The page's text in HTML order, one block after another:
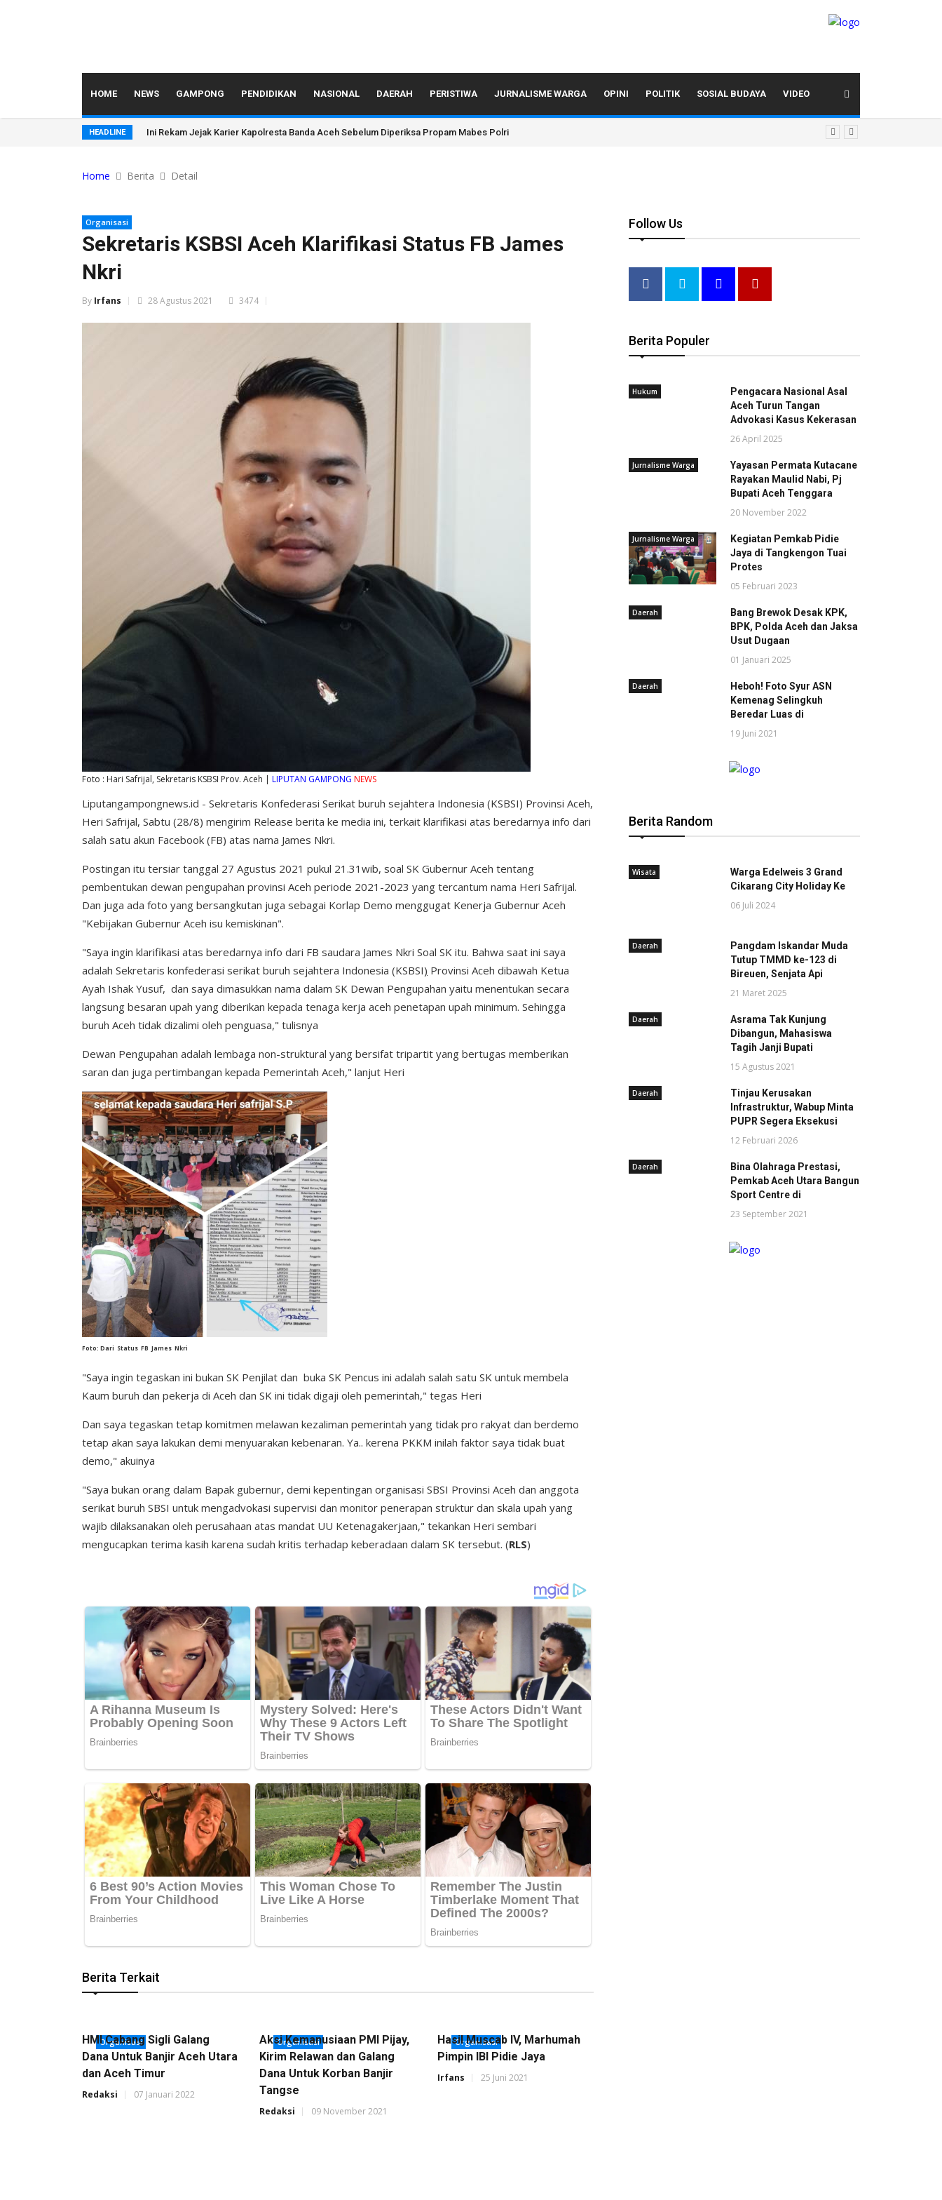
HOME NEWS GAMPONG PENDIDIKAN NASIONAL DAERAH PERISTIWA JURNALISME WARGA OPINI POLITIK SOSIAL BUDAYA VIDEO
HEADLINE Ini Rekam Jejak Karier Kapolresta Banda Aceh Sebelum Diperiksa Propam Mabes Polri
Home Berita Detail
Organisasi
Sekretaris KSBSI Aceh Klarifikasi Status FB James
Nkri
By Irfans 28 Agustus 2021 3474
Foto : Hari Safrijal, Sekretaris KSBSI Prov. Aceh | LIPUTAN GAMPONG NEWS
Liputangampongnews.id - Sekretaris Konfederasi Serikat buruh sejahtera Indonesia (KSBSI) Provinsi Aceh,
Heri Safrijal, Sabtu (28/8) mengirim Release berita ke media ini, terkait klarifikasi atas beredarnya info dari
salah satu akun Facebook (FB) atas nama James Nkri.
Postingan itu tersiar tanggal 27 Agustus 2021 pukul 21.31wib, soal SK Gubernur Aceh tentang
pembentukan dewan pengupahan provinsi Aceh periode 2021-2023 yang tercantum nama Heri Safrijal.
Dan juga ada foto yang bersangkutan juga sebagai Korlap Demo menggugat Kenerja Gubernur Aceh
"Kebijakan Gubernur Aceh isu kemiskinan".
"Saya ingin klarifikasi atas beredarnya info dari FB saudara James Nkri Soal SK itu. Bahwa saat ini saya
adalah Sekretaris konfederasi serikat buruh sejahtera Indonesia (KSBSI) Provinsi Aceh dibawah Ketua
Ayah Ishak Yusuf, dan saya dimasukkan nama dalam SK Dewan Pengupahan yaitu menentukan secara
langsung besaran upah yang diberikan kepada tenaga kerja aceh penetapan upah minimum. Sehingga
buruh Aceh tidak dizalimi oleh penguasa," tulisnya
Dewan Pengupahan adalah lembaga non-struktural yang bersifat tripartit yang bertugas memberikan
saran dan juga pertimbangan kepada Pemerintah Aceh," lanjut Heri
Foto: Dari Status FB James Nkri
"Saya ingin tegaskan ini bukan SK Penjilat dan buka SK Pencus ini adalah salah satu SK untuk membela
Kaum buruh dan pekerja di Aceh dan SK ini tidak digaji oleh pemerintah," tegas Heri
Dan saya tegaskan tetap komitmen melawan kezaliman pemerintah yang tidak pro rakyat dan berdemo
tetap akan saya lakukan demi menyuarakan kebenaran. Ya.. kerena PKKM inilah faktor saya tidak buat
demo," akuinya
"Saya bukan orang dalam Bapak gubernur, demi kepentingan organisasi SBSI Provinsi Aceh dan anggota
serikat buruh SBSI untuk mengadvokasi supervisi dan monitor penerapan struktur dan skala upah yang
wajib dilaksanakan oleh perusahaan atas mandat UU Ketenagakerjaan," tekankan Heri sembari
mengucapkan terima kasih karena sudah kritis terhadap keberadaan dalam SK tersebut. (RLS)
Berita Terkait
Organisasi
HMI Cabang Sigli Galang
Dana Untuk Banjir Aceh Utara
dan Aceh Timur
Redaksi 07 Januari 2022
Organisasi
Aksi Kemanusiaan PMI Pijay,
Kirim Relawan dan Galang
Dana Untuk Korban Banjir
Tangse
Redaksi 09 November 2021
Organisasi
Hasil Muscab IV, Marhumah
Pimpin IBI Pidie Jaya
Irfans 25 Juni 2021
Follow Us
Berita Populer
Hukum
Pengacara Nasional Asal
Aceh Turun Tangan
Advokasi Kasus Kekerasan
26 April 2025
Jurnalisme Warga
Yayasan Permata Kutacane
Rayakan Maulid Nabi, Pj
Bupati Aceh Tenggara
20 November 2022
Jurnalisme Warga
Kegiatan Pemkab Pidie
Jaya di Tangkengon Tuai
Protes
05 Februari 2023
Daerah
Bang Brewok Desak KPK,
BPK, Polda Aceh dan Jaksa
Usut Dugaan
01 Januari 2025
Daerah
Heboh! Foto Syur ASN
Kemenag Selingkuh
Beredar Luas di
19 Juni 2021
Berita Random
Wisata
Warga Edelweis 3 Grand
Cikarang City Holiday Ke
06 Juli 2024
Daerah
Pangdam Iskandar Muda
Tutup TMMD ke-123 di
Bireuen, Senjata Api
21 Maret 2025
Daerah
Asrama Tak Kunjung
Dibangun, Mahasiswa
Tagih Janji Bupati
15 Agustus 2021
Daerah
Tinjau Kerusakan
Infrastruktur, Wabup Minta
PUPR Segera Eksekusi
12 Februari 2026
Daerah
Bina Olahraga Prestasi,
Pemkab Aceh Utara Bangun
Sport Centre di
23 September 2021